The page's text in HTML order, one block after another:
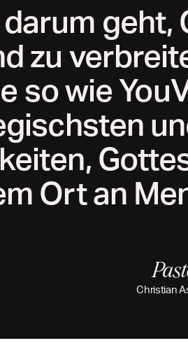
darum
zu
so wie
Ort an
Christian